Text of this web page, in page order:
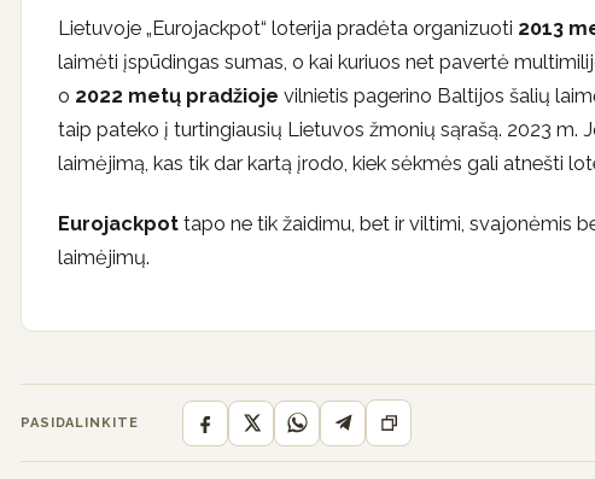
Lietuvoje „Eurojackpot“ loterija pradėta organizuoti 2013
laimėti įspūdingas sumas, o kai kuriuos net pavertė
o 2022 metų pradžioje vilnietis pagerino Baltijos šalių
taip pateko į turtingiausių Lietuvos žmonių sąrašą. 2023 m.
laimėjimą, kas tik dar kartą įrodo, kiek sėkmės gali atnešti
Eurojackpot tapo ne tik žaidimu, bet ir viltimi, svajonėmis
laimėjimų.
PASIDALINKITE